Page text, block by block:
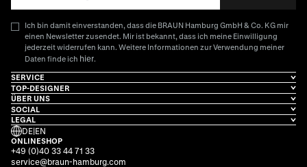
Ich bin damit einverstanden, dass die BRAUN Hamburg GmbH & Co. KG mir
einen Newsletter zusendet. Mir ist bekannt, dass ich meine Einwilligung
jederzeit widerrufen kann. Weitere Informationen zur Verwendung meiner
Daten finde ich hier.
SERVICE
TOP-DESIGNER
ÜBER UNS
SOCIAL
LEGAL
DE|EN
ONLINESHOP
+49 (0)40 33 44 71 33
service@braun-hamburg.com